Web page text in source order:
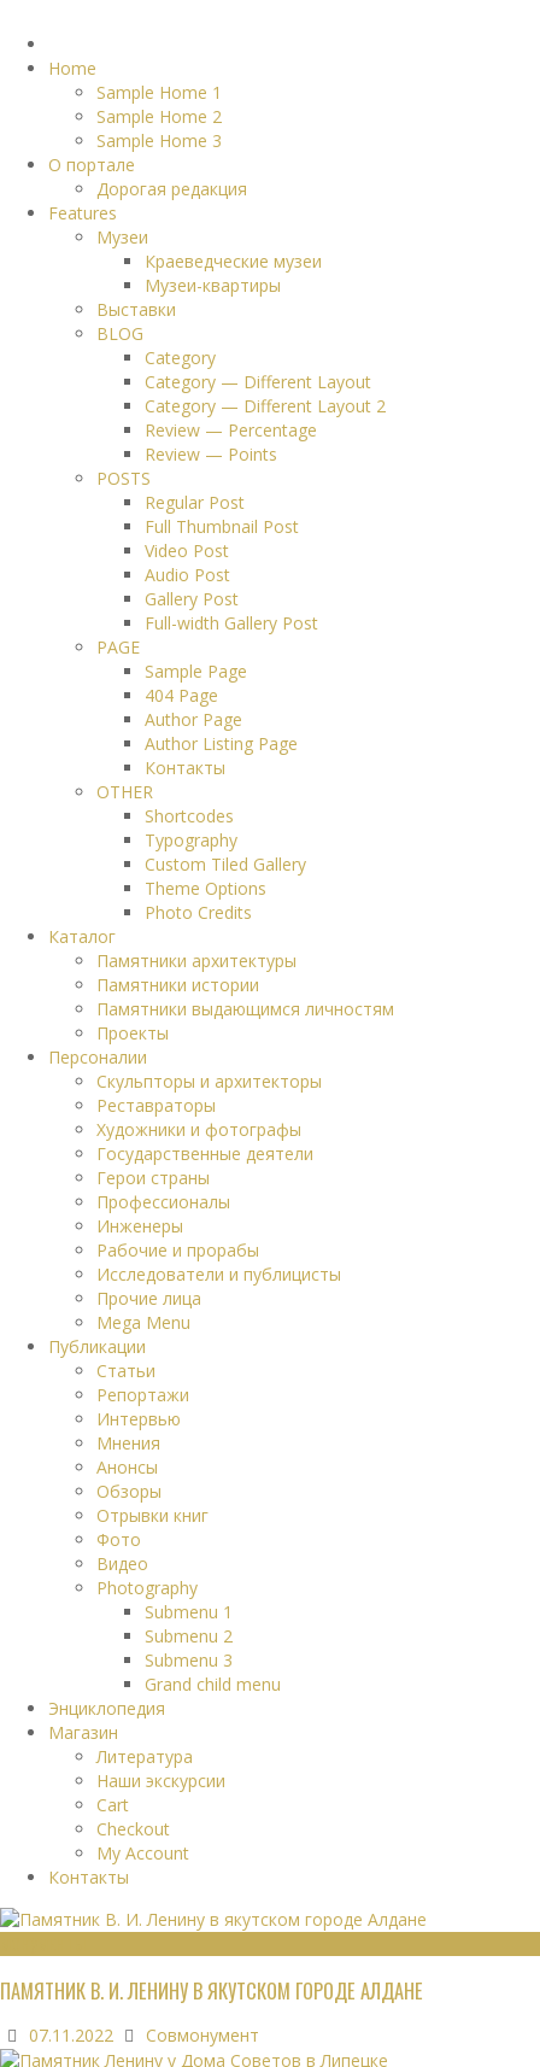
Home
Sample Home 1
Sample Home 2
Sample Home 3
О портале
Дорогая редакция
Features
Музеи
Краеведческие музеи
Музеи-квартиры
Выставки
BLOG
Category
Category — Different Layout
Category — Different Layout 2
Review — Percentage
Review — Points
POSTS
Regular Post
Full Thumbnail Post
Video Post
Audio Post
Gallery Post
Full-width Gallery Post
PAGE
Sample Page
404 Page
Author Page
Author Listing Page
Контакты
OTHER
Shortcodes
Typography
Custom Tiled Gallery
Theme Options
Photo Credits
Каталог
Памятники архитектуры
Памятники истории
Памятники выдающимся личностям
Проекты
Персоналии
Скульпторы и архитекторы
Реставраторы
Художники и фотографы
Государственные деятели
Герои страны
Профессионалы
Инженеры
Рабочие и прорабы
Исследователи и публицисты
Прочие лица
Mega Menu
Публикации
Статьи
Репортажи
Интервью
Мнения
Анонсы
Обзоры
Отрывки книг
Фото
Видео
Photography
Submenu 1
Submenu 2
Submenu 3
Grand child menu
Энциклопедия
Магазин
Литература
Наши экскурсии
Cart
Checkout
My Account
Контакты
ПАМЯТНИК В. И. ЛЕНИНУ В ЯКУТСКОМ ГОРОДЕ АЛДАНЕ
07.11.2022 Совмонумент